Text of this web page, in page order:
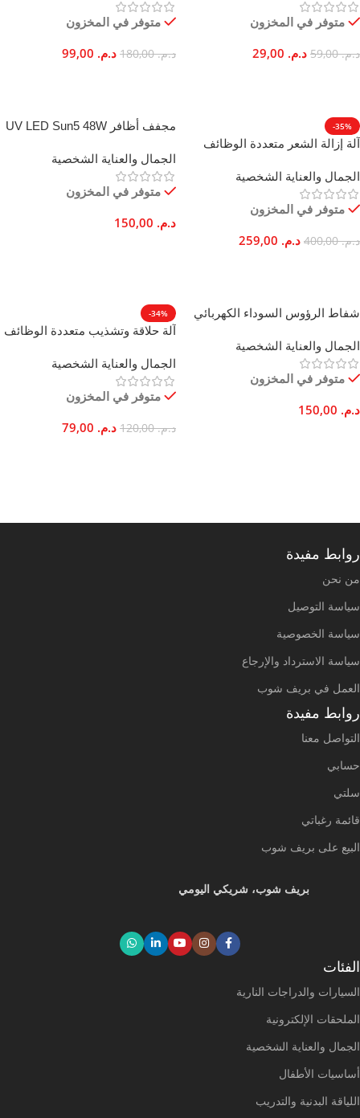
متوفر في المخزون
د.م.59,00 د.م.
متوفر في المخزون
د.م.180,00 د.م.
-35%
آلة إزالة الشعر متعددة الوظائف
والقدمين
الجمال والعناية الشخصية
متوفر في المخزون
د.م.400,00 د.م.
مجفف أظافر UV LED Sun5 48W
الجمال والعناية الشخصية
متوفر في المخزون
د.م.
شفاط الرؤوس السوداء الكهربائي
(ميكروديرمابريجن)
الجمال والعناية الشخصية
متوفر في المخزون
د.م.
-34%
آلة حلاقة وتشذيب متعددة الوظائف
الجمال والعناية الشخصية
متوفر في المخزون
د.م.120,00 د.م.
بريف شوب، شريكي اليومي
الفئات
السيارات والدراجات النارية
الملحقات الإلكترونية
الجمال والعناية الشخصية
أساسيات الأطفال
اللياقة البدنية والتدريب
روابط مفيدة
من نحن
سياسة التوصيل
سياسة الخصوصية
سياسة الاسترداد والإرجاع
العمل في بريف شوب
روابط مفيدة
التواصل معنا
حسابي
سلتي
قائمة رغباتي
البيع على بريف شوب